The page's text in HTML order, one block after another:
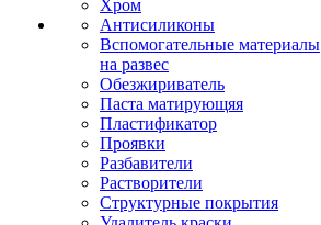
Хром
Антисиликоны
Вспомогательные материалы
на развес
Обезжириватель
Паста матирующяя
Пластификатор
Проявки
Разбавители
Растворители
Структурные покрытия